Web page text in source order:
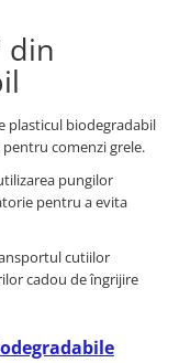
din
plasticul biodegradabil
pentru comenzi grele.
pungilor
pentru a evita
cutiilor
cadou de îngrijire